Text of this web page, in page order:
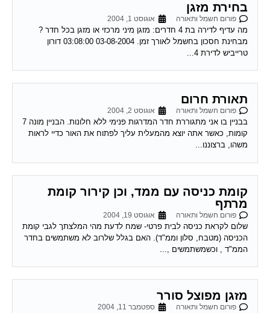
בחירת מזגן
פורום חשמל ותאורה אוגוסט 1, 2004
מה עדיף לדירה בת 4 חדרים: מזגן מיני מרכזי או מזגן בכל חדר ?
מבחינת חסכון בחשמל לאורך זמן. 03-08-2004 03:08:00 דורון
טרייביש לדירת 4...
תאורת חרום
פורום חשמל ותאורה אוגוסט 2, 2004
בבניין בו אני מתגוררת חדר המדרגות פנימי ללא חלונות. הבניין מונה 7
קומות, כאשר אתה יוצא מהמעלית עליך לפתוח את האור כדיי לראות
משהו, ברצוננו...
קומת כניסה עם ממד, וכן קירור קומת
מרתף
פורום חשמל ותאורה אוגוסט 19, 2004
שלום לקראת כניסה לבית פרטי- שמח לדעת מהי המלצתך לגבי קומת
הכניסה (מטבח, סלון וממ"ד). האם בגלל שלרוב לא משתמשים בחדר
הממ"ד , וכשמשתמשים ,...
מזגן מפוצל סורר
פורום חשמל ותאורה ספטמבר 11, 2004